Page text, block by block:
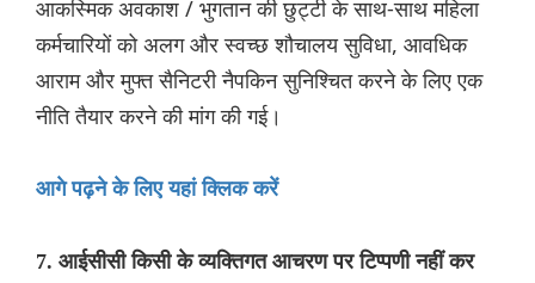
आकस्मिक अवकाश / भुगतान की छुट्टी के साथ-साथ महिला
कर्मचारियों को अलग और स्वच्छ शौचालय सुविधा, आवधिक
आराम और मुफ्त सैनिटरी नैपकिन सुनिश्चित करने के लिए एक
नीति तैयार करने की मांग की गई।
आगे पढ़ने के लिए यहां क्लिक करें
7. आईसीसी किसी के व्यक्तिगत आचरण पर टिप्पणी नहीं कर